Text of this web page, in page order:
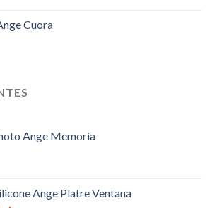
Cuora
Ange Memoria
Ange Platre Ventana